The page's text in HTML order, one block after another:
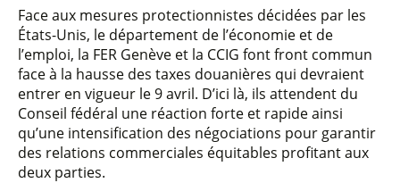
Face aux mesures protectionnistes décidées par les
États-Unis, le département de l’économie et de
l’emploi, la FER Genève et la CCIG font front commun
face à la hausse des taxes douanières qui devraient
entrer en vigueur le 9 avril. D’ici là, ils attendent du
Conseil fédéral une réaction forte et rapide ainsi
qu’une intensification des négociations pour garantir
des relations commerciales équitables profitant aux
deux parties.